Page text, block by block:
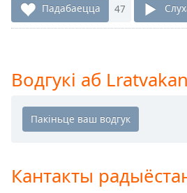
Remaining
Time-
Playback
Chapters
Descriptions
Падабаецца 47
Водгукі аб
Кантакты